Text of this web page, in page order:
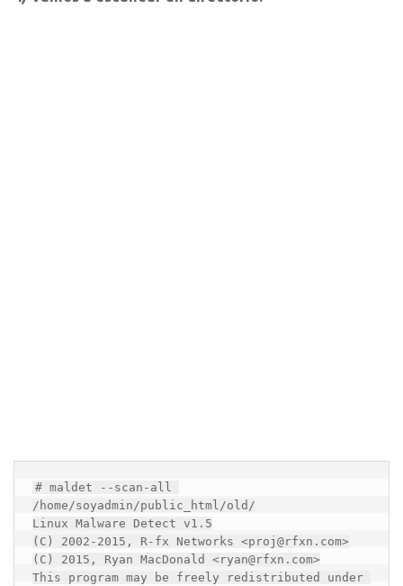
# maldet --scan-all
/home/soyadmin/public_html/old/
Linux Malware Detect v1.5
(C) 2002-2015, R-fx Networks <proj@rfxn.com>
(C) 2015, Ryan MacDonald <ryan@rfxn.com>
This program may be freely redistributed under